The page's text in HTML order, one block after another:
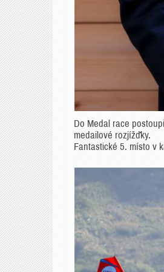
Do Medal race
medailové rozjížďky.
Fantastické 5. místo v